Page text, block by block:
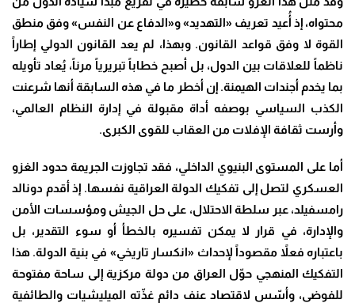
محتواه، إذ أُعيد تعريف «التهديد» و«الدفاع عن النفس» وفق منطق
القوة لا وفق قواعد القانون. وبهذا، لم يعد القانون الدولي إطاراً
ناظماً للعلاقات بين الدول، بل أصبح خطاباً تبريرياً مرناً، يُعاد تأويله
بما يخدم أجندات الهيمنة. إن أخطر ما في هذه السابقة أنها شرعنت
الكذب السياسي بوصفه أداة مقبولة في إدارة النظام العالمي،
وأرست ثقافة الإفلات من العقاب للقوى الكبرى.
أما على المستوى البنيوي الداخلي، فقد تجاوزت الجريمة حدود الغزو
العسكري لتصل إلى تفكيك الدولة العراقية نفسها. إذ أقدم دونالد
رامسفيلد، عبر سلطة الاحتلال، على حل الجيش ومؤسسات الأمن
والإدارة، في قرار لا يمكن تفسيره بالخطأ أو سوء التقدير، بل
باعتباره فعلاً مقصوداً لإحداث «انكسار تاريخي» في بنية الدولة. هذا
التفكيك المنهجي حوّل العراق من دولة مركزية إلى ساحة مفتوحة
للفوضى، وأسّس لاقتصاد عنف دائم غذّته الميليشيات والطائفية